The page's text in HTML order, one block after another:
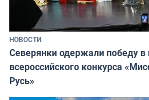
НОВОСТИ
Северянки одержали победу в
всероссийского конкурса
Русь»